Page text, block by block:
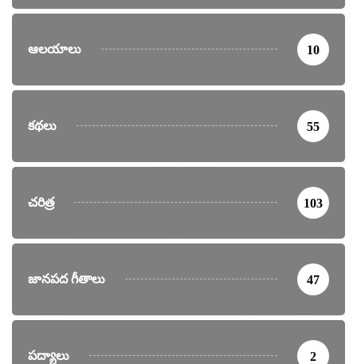
ఆలయాలు 10
కథలు 55
చరిత్ర 103
జానపద గీతాలు 47
పద్యాలు 2